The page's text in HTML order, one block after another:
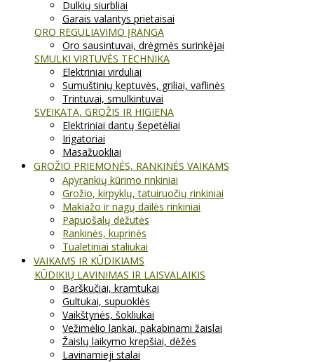
Dulkių siurbliai
Garais valantys prietaisai
ORO REGULIAVIMO ĮRANGA
Oro sausintuvai, drėgmės surinkėjai
SMULKI VIRTUVĖS TECHNIKA
Elektriniai virduliai
Sumuštinių keptuvės, griliai, vaflinės
Trintuvai, smulkintuvai
SVEIKATA, GROŽIS IR HIGIENA
Elektriniai dantų šepetėliai
Irigatoriai
Masažuokliai
GROŽIO PRIEMONĖS, RANKINĖS VAIKAMS
Apyrankių kūrimo rinkiniai
Grožio, kirpyklų, tatuiruočių rinkiniai
Makiažo ir nagų dailės rinkiniai
Papuošalų dėžutės
Rankinės, kuprinės
Tualetiniai staliukai
VAIKAMS IR KŪDIKIAMS
KŪDIKIŲ LAVINIMAS IR LAISVALAIKIS
Barškučiai, kramtukai
Gultukai, supuoklės
Vaikštynės, šokliukai
Vežimėlio lankai, pakabinami žaislai
Žaislų laikymo krepšiai, dėžės
Lavinamieji stalai